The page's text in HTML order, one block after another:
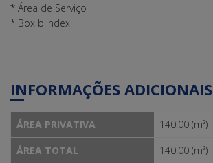
* Área de Serviço
* Box blindex
INFORMAÇÕES ADICIONAIS
ÁREA PRIVATIVA
140.00 (m²)
ÁREA TOTAL
140.00 (m²)